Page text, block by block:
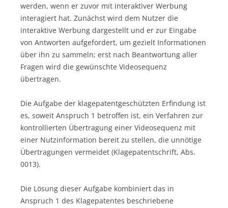
werden, wenn er zuvor mit interaktiver Werbung
interagiert hat. Zunächst wird dem Nutzer die
interaktive Werbung dargestellt und er zur Eingabe
von Antworten aufgefordert, um gezielt Informationen
über ihn zu sammeln; erst nach Beantwortung aller
Fragen wird die gewünschte Videosequenz
übertragen.
Die Aufgabe der klagepatentgeschützten Erfindung ist
es, soweit Anspruch 1 betroffen ist, ein Verfahren zur
kontrollierten Übertragung einer Videosequenz mit
einer Nutzinformation bereit zu stellen, die unnötige
Übertragungen vermeidet (Klagepatentschrift, Abs.
0013).
Die Lösung dieser Aufgabe kombiniert das in
Anspruch 1 des Klagepatentes beschriebene